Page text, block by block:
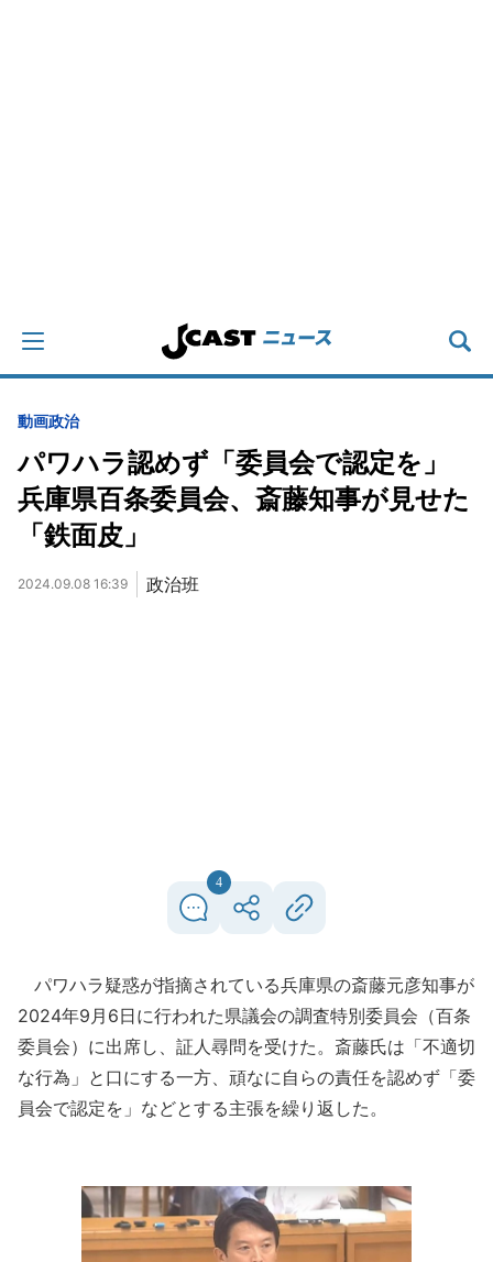
動画政治
パワハラ認めず「委員会で認定を」
兵庫県百条委員会、斎藤知事が見せた
「鉄面皮」
2024.09.08 16:39 政治班
4
パワハラ疑惑が指摘されている兵庫県の斎藤元彦知事が
2024年9月6日に行われた県議会の調査特別委員会（百条
委員会）に出席し、証人尋問を受けた。斎藤氏は「不適切
な行為」と口にする一方、頑なに自らの責任を認めず「委
員会で認定を」などとする主張を繰り返した。